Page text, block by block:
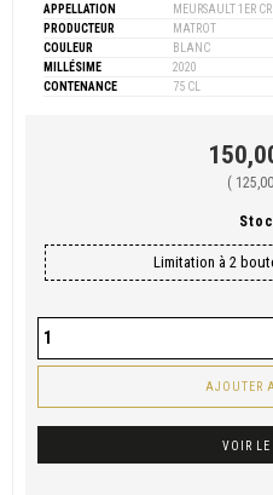
APPELLATION
MEURSAULT 1ER CRU
PRODUCTEUR
MATROT
COULEUR
BLANC
MILLÉSIME
2020
CONTENANCE
75 CL
(
Limitation à 2
AJOUTER
VOIR LE